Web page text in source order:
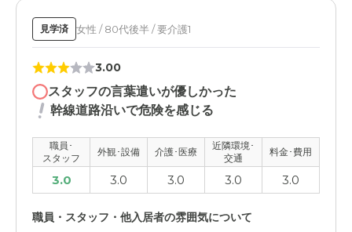
見学済 女性 / 80代後半 / 要介護1
3.00
スタッフの言葉遣いが優しかった
幹線道路沿いで危険を感じる
職員･
スタッフ
外観･設備 介護･医療
近隣環境･
交通
料金･費用
3.0 3.0 3.0 3.0 3.0
職員・スタッフ・他入居者の雰囲気について